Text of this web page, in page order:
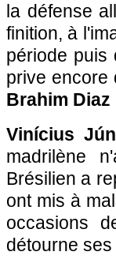
la défense
finition, à
période puis
prive encore
Brahim
Vinícius
madrilène
Brésilien a
ont mis à
occasions
détourne